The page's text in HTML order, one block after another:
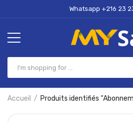
Whatsapp +216 23
Accueil Produits identifiés